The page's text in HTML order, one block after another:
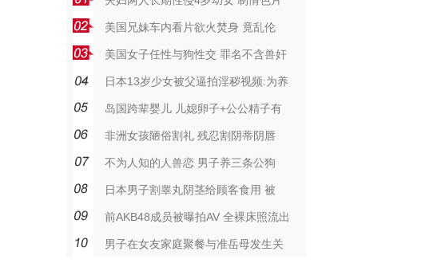
美国兄妹车内看片欲火焚身 竟乱伦
美国女子任性与狗性交 罪名不含兽奸
日本13岁少女被父逼拍淫秽视频:为养
岛国跨辈婴儿 儿媳卵子+公公精子有
非洲女孩陋俗割礼 残忍割阴蒂阴唇
不为人知的人兽恋 男子养三条公狗
日本男子割睾丸阴茎给顾客食用 被
前AKB48成员被曝拍AV 全裸床照流出
男子在女友家庭聚餐与准岳母发生关